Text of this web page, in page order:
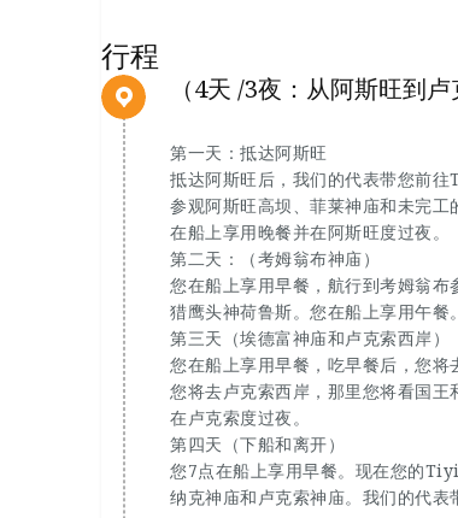
行程
（4天 /3夜：从阿斯旺到
第一天：抵达阿斯旺
抵达阿斯旺后，我们的代表带您前
参观阿斯旺高坝、菲莱神庙和未完
在船上享用晚餐并在阿斯旺度过夜。
第二天：（考姆翁布神庙）
您在船上享用早餐，航行到考姆翁
猎鹰头神荷鲁斯。您在船上享用午餐
第三天（埃德富神庙和卢克索西岸）
您在船上享用早餐，吃早餐后，您将
您将去卢克索西岸，那里您将看国
在卢克索度过夜。
第四天（下船和离开）
您7点在船上享用早餐。现在您的
纳克神庙和卢克索神庙。我们的代表